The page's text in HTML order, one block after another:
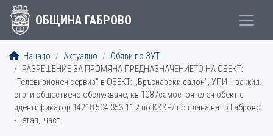
ОБЩИНА ГАБРОВО
Начало Актуално
Обяви по ЗУТ
РАЗРЕШЕНИЕ ЗА ПРОМЯНА ПРЕДНАЗНАЧЕНИЕТО НА ОБЕКТ:
"Телевизионен сервиз" в ОБЕКТ: ,,Бръснарски салон'', УПИ I -за жил.
стр. и обществено обслужване, кв.108 /самостоятелен обект с
идентификатор 14218.504.353.11.2 по КККР/ по плана на гр.Габрово
- IIетап, Iчаст.